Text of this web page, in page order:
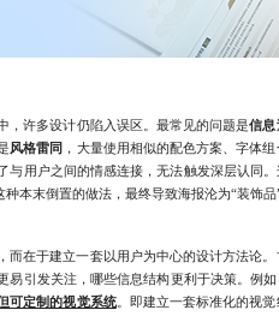
许多设计仍陷入误区。最常见的问题是信息
风格雷同 ，大量使用相似的配色方案、字体
用户之间的情感连接，无法触发深层认同
本末倒置的做法，最终导致海报沦为“装饰品
在于建立一套以用户为中心的设计方法论。
易引发关注，哪些信息结构更利于决策。例
可定制的视觉系统。即建立一套标准化的视